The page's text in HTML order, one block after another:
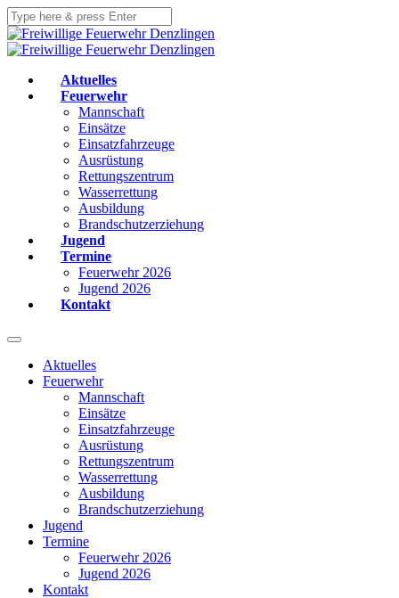
Aktuelles
Feuerwehr
Mannschaft
Einsätze
Einsatzfahrzeuge
Ausrüstung
Rettungszentrum
Wasserrettung
Ausbildung
Brandschutzerziehung
Jugend
Termine
Feuerwehr 2026
Jugend 2026
Kontakt
Aktuelles
Feuerwehr
Mannschaft
Einsätze
Einsatzfahrzeuge
Ausrüstung
Rettungszentrum
Wasserrettung
Ausbildung
Brandschutzerziehung
Jugend
Termine
Feuerwehr 2026
Jugend 2026
Kontakt